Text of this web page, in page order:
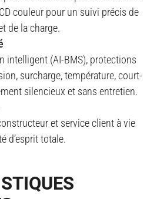
couleur pour un suivi précis de
de la charge.
intelligent (AI-BMS), protections
surcharge, température, court-
silencieux et sans entretien.
et service client à vie
d’esprit totale.